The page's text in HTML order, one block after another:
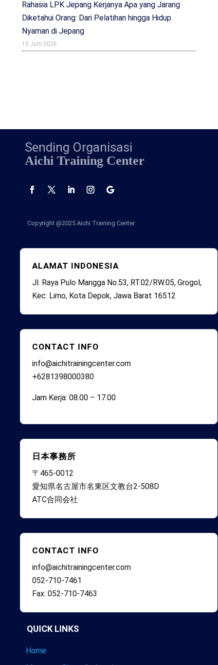
Rahasia LPK Jepang Kerjanya Apa yang Jarang
Diketahui Orang: Dari Pelatihan hingga Hidup
Nyaman di Jepang
15 Juni 2026
Sending Organisasi
Aichi Training Center
Copyright @2025 Aichi Training Center
ALAMAT INDONESIA
Jl. Raya Pulo Mangga No.53, RT.02/RW.05, Grogol,
Kec. Limo, Kota Depok, Jawa Barat 16512
CONTACT INFO
info@aichitrainingcenter.com
+6281398000380
Jam Kerja: 08.00 – 17.00
日本事務所
〒465-0012
愛知県名古屋市名東区文教台2-508D
ATC合同会社
CONTACT INFO
info@aichitrainingcenter.com
052-710-7461
Fax: 052-710-7463
QUICK LINKS
Home